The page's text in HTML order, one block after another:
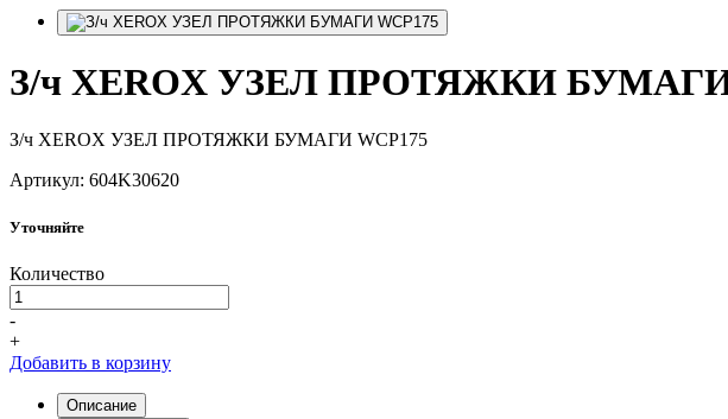
З/ч XEROX УЗЕЛ ПРОТЯЖКИ БУМАГИ
З/ч XEROX УЗЕЛ ПРОТЯЖКИ БУМАГИ WCP175
Артикул: 604K30620
Уточняйте
Количество
-
+
Добавить в корзину
Описание